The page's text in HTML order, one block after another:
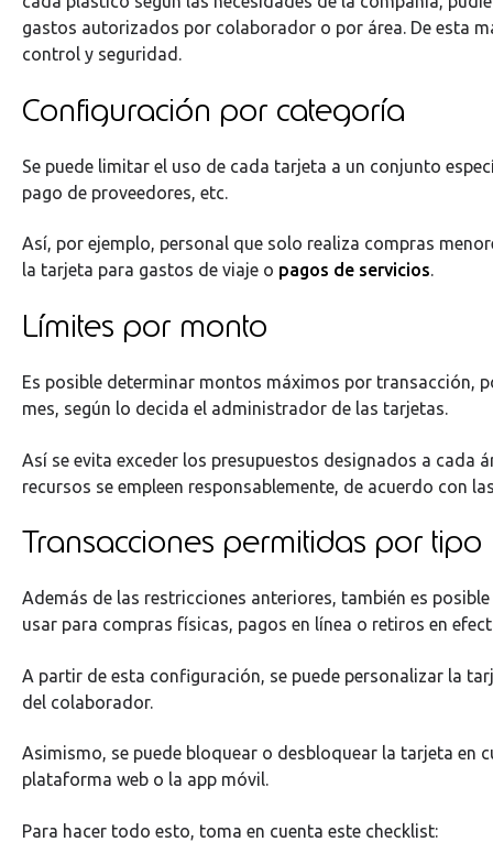
gastos autorizados por colaborador o por área. De esta
control y seguridad.
Configuración por categoría
Se puede limitar el uso de cada tarjeta a un conjunto
pago de proveedores, etc.
Así, por ejemplo, personal que solo realiza compras
la tarjeta para gastos de viaje o pagos de servicios.
Límites por monto
Es posible determinar montos máximos por transacción,
mes, según lo decida el administrador de las tarjetas.
Así se evita exceder los presupuestos designados a cada
recursos se empleen responsablemente, de acuerdo con
Transacciones permitidas por tipo
Además de las restricciones anteriores, también es
usar para compras físicas, pagos en línea o retiros en
A partir de esta configuración, se puede personalizar la
del colaborador.
Asimismo, se puede bloquear o desbloquear la tarjeta en
plataforma web o la app móvil.
Para hacer todo esto, toma en cuenta este checklist: